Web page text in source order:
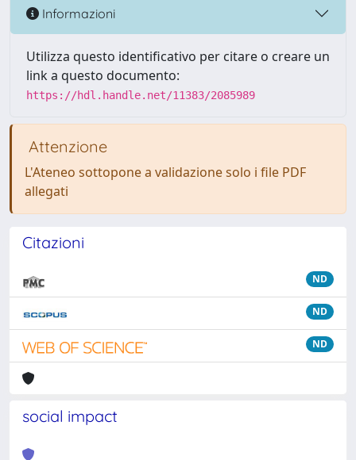
Informazioni
Utilizza questo identificativo per citare o creare un
link a questo documento:
https://hdl.handle.net/11383/2085989
Attenzione
L'Ateneo sottopone a validazione solo i file PDF
allegati
Citazioni
ND
ND
ND
social impact